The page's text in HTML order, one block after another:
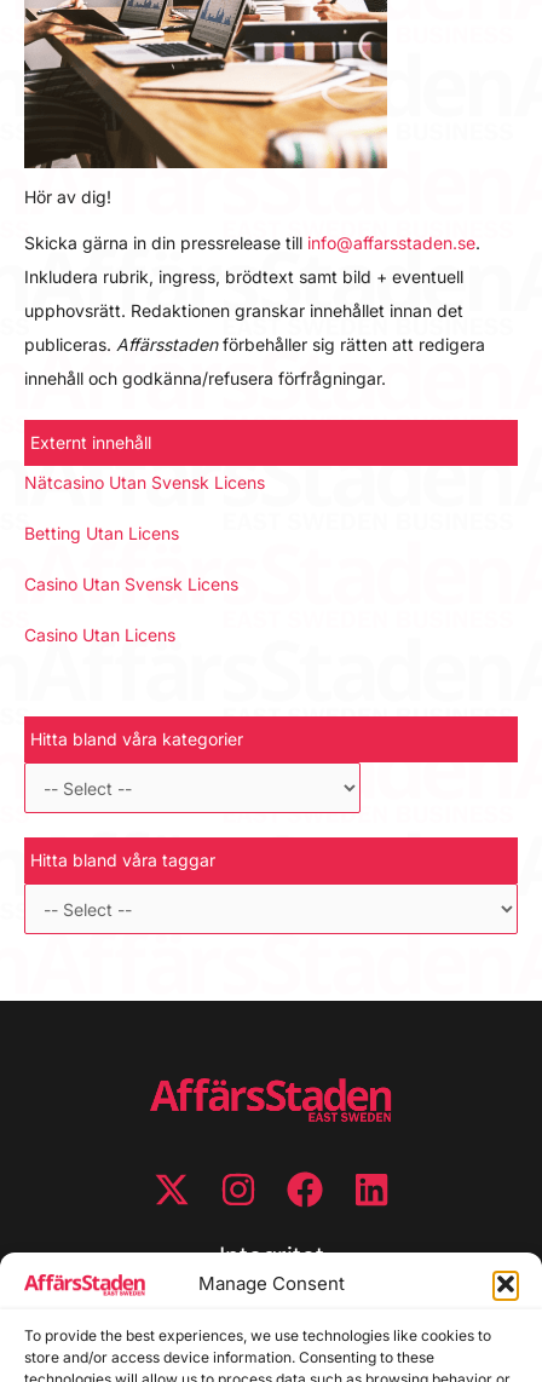
Manage Consent
To provide the best experiences, we use technologies like cookies to
store and/or access device information. Consenting to these
Hör av dig!
Skicka gärna in din pressrelease till info@affarsstaden.se.
Inkludera rubrik, ingress, brödtext samt bild + eventuell
upphovsrätt. Redaktionen granskar innehållet innan det
publiceras. Affärsstadenförbehåller sig rätten att redigera
innehåll och godkänna/refusera förfrågningar.
Externt innehåll
Nätcasino Utan Svensk Licens
Betting Utan Licens
Casino Utan Svensk Licens
Casino Utan Licens
Hitta bland våra kategorier
Hitta bland våra taggar
Integritet
Cookiepolicy
Disclaimer